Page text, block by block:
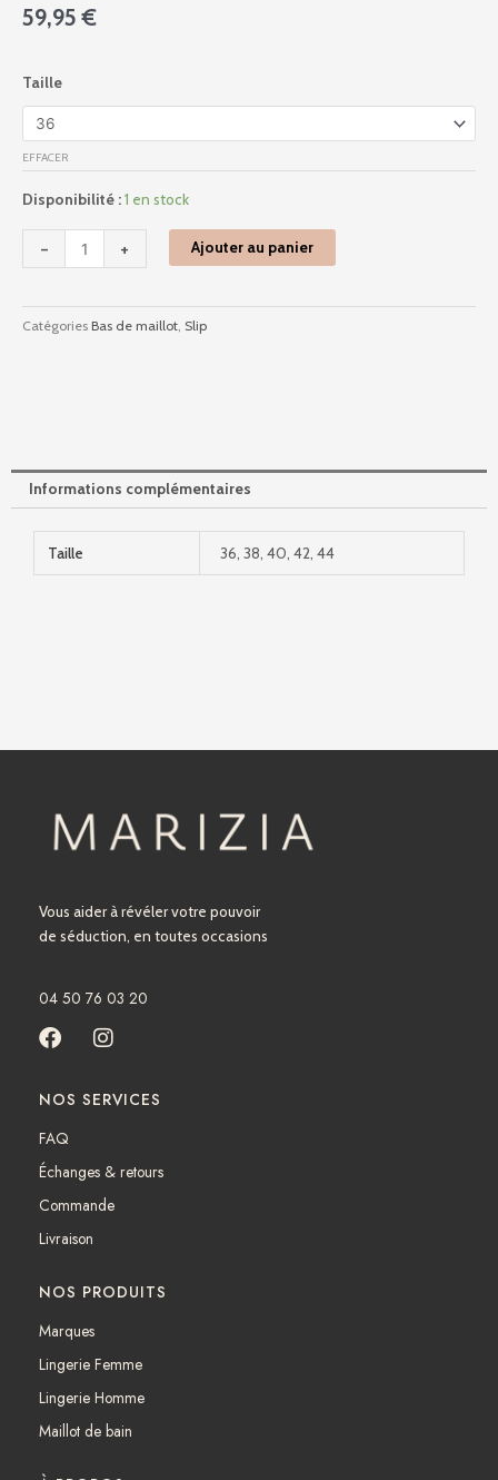
59,95€
Taille
EFFACER
Disponibilité :1 en stock
-
de
719
-
Harmony
-
Raspberry
+ Ajouter au panier
Catégories Bas de maillot, Slip
Informations complémentaires
Taille 36, 38, 40, 42, 44
Vous aider à révéler votre pouvoir
de séduction, en toutes occasions
04 50 76 03 20
F
c
e
b
o
k
I
s
t
r
a
NOS SERVICES
FAQ
Échanges & retours
Commande
Livraison
NOS PRODUITS
Marques
Lingerie Femme
Lingerie Homme
Maillot de bain